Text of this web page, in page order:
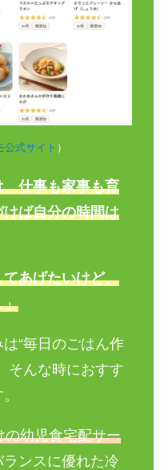
公式サイト ）
仕事も家事も育
ば自分の時間は
あげたいけど、
」
“毎日のごはん作
そんな時におすす
の幼児食宅配サー
ンスに優れた冷